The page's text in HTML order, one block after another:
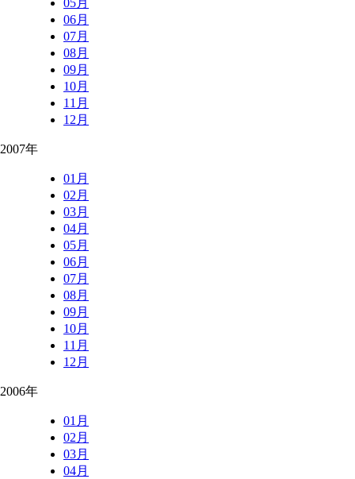
06月
07月
08月
09月
10月
11月
12月
2007年
01月
02月
03月
04月
05月
06月
07月
08月
09月
10月
11月
12月
2006年
01月
02月
03月
04月